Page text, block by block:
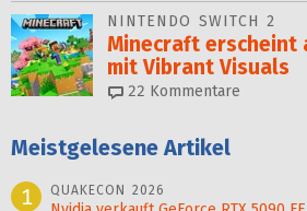
NINTENDO SWITCH 2
Minecraft erscheint
mit Vibrant Visuals
22 Kommentare
Meistgelesene Artikel
1
QUAKECON 2026